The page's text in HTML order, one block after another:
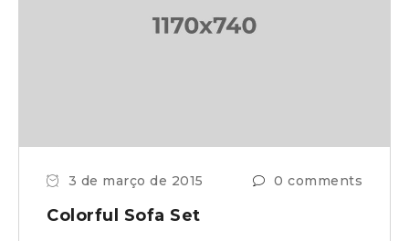
3 de março de 2015 0 comments
Colorful Sofa Set